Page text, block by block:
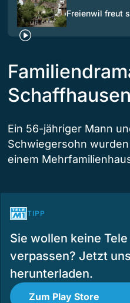
Freienwil freut
Schaffhausen
Ein 56-jähriger Mann
Schwiegersohn
einem
TIPP
Sie wollen keine
verpassen? Jetzt
herunterladen.
Zum Play Store